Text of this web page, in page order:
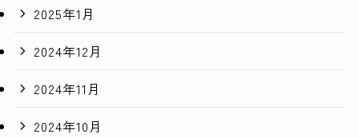
2025年1月
2024年12月
2024年11月
2024年10月